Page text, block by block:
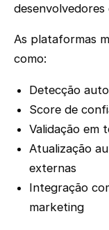
desenvolvedores
As plataformas
como:
Detecção
Score de
Validação em
Atualização
externas
Integração
marketing